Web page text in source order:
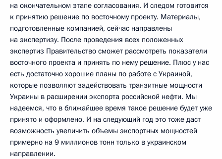
на окончательном этапе согласования. И следом готовится
к принятию решение по восточному проекту. Материалы,
подготовленные компанией, сейчас направлены
на экспертизу. После проведения всех положенных
экспертиз Правительство сможет рассмотреть показатели
восточного проекта и принять по нему решение. Плюс у нас
есть достаточно хорошие планы по работе с Украиной,
которые позволяют задействовать транзитные мощности
Украины в расширении экспорта российской нефти. Мы
надеемся, что в ближайшее время такое решение будет уже
принято и оформлено. И на следующий год это тоже даст
возможность увеличить объемы экспортных мощностей
примерно на 9 миллионов тонн только в украинском
направлении.